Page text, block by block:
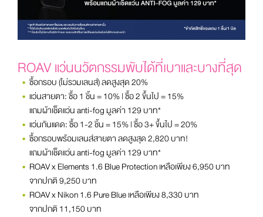
ROAV แว่นนวัตกรรมพับได้ที่เบาและบางที่สุด
ซื้อกรอบ (ไม่รวมเลนส์) ลดสูงสุด 20%
แว่นสายตา: ซื้อ 1 ชิ้น = 10% | ซื้อ 2 ขึ้นไป = 15%
แถมผ้าเช็ดแว่น anti-fog มูลค่า 129 บาท*
แว่นกันแดด: ซื้อ 1-2 ชิ้น = 15% | ซื้อ 3+ ขึ้นไป = 20%
ซื้อกรอบพร้อมเลนส์สายตา ลดสูงสุด 2,820 บาท!
แถมผ้าเช็ดแว่น anti-fog มูลค่า 129 บาท*
ROAV x Elements 1.6 Blue Protection เหลือเพียง 6,950 บาท
จากปกติ 9,250 บาท
ROAV x Nikon 1.6 Pure Blue เหลือเพียง 8,330 บาท
จากปกติ 11,150 บาท